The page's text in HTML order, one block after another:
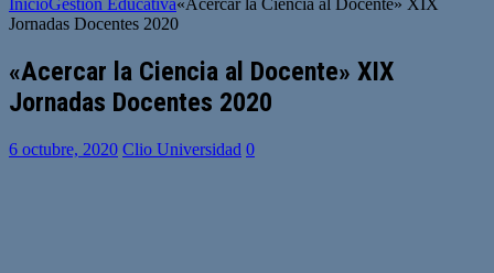
InicioGestión Educativa«Acercar la Ciencia al Docente» XIX
Jornadas Docentes 2020
«Acercar la Ciencia al Docente» XIX
Jornadas Docentes 2020
6 octubre, 2020 Clio Universidad 0